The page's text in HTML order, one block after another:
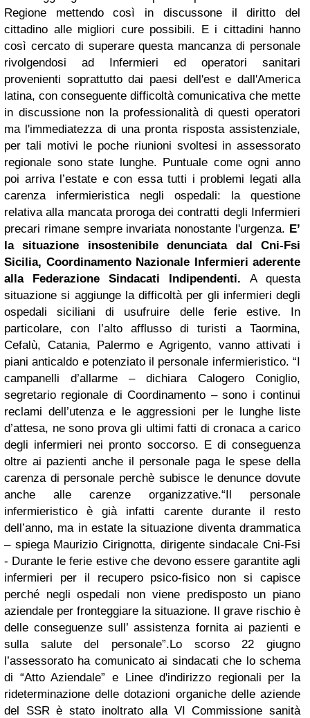
Regione mettendo così in discussone il diritto del
cittadino alle migliori cure possibili. E i cittadini hanno
così cercato di superare questa mancanza di personale
rivolgendosi ad Infermieri ed operatori sanitari
provenienti soprattutto dai paesi dell'est e dall'America
latina, con conseguente difficoltà comunicativa che mette
in discussione non la professionalità di questi operatori
ma l'immediatezza di una pronta risposta assistenziale,
per tali motivi le poche riunioni svoltesi in assessorato
regionale sono state lunghe. Puntuale come ogni anno
poi arriva l’estate e con essa tutti i problemi legati alla
carenza infermieristica negli ospedali: la questione
relativa alla mancata proroga dei contratti degli Infermieri
precari rimane sempre invariata nonostante l'urgenza. E’
la situazione insostenibile denunciata dal Cni-Fsi
Sicilia, Coordinamento Nazionale Infermieri aderente
alla Federazione Sindacati Indipendenti. A questa
situazione si aggiunge la difficoltà per gli infermieri degli
ospedali siciliani di usufruire delle ferie estive. In
particolare, con l’alto afflusso di turisti a Taormina,
Cefalù, Catania, Palermo e Agrigento, vanno attivati i
piani anticaldo e potenziato il personale infermieristico. “I
campanelli d’allarme – dichiara Calogero Coniglio,
segretario regionale di Coordinamento – sono i continui
reclami dell’utenza e le aggressioni per le lunghe liste
d’attesa, ne sono prova gli ultimi fatti di cronaca a carico
degli infermieri nei pronto soccorso. E di conseguenza
oltre ai pazienti anche il personale paga le spese della
carenza di personale perchè subisce le denunce dovute
anche alle carenze organizzative.“Il personale
infermieristico è già infatti carente durante il resto
dell’anno, ma in estate la situazione diventa drammatica
– spiega Maurizio Cirignotta, dirigente sindacale Cni-Fsi
- Durante le ferie estive che devono essere garantite agli
infermieri per il recupero psico-fisico non si capisce
perché negli ospedali non viene predisposto un piano
aziendale per fronteggiare la situazione. Il grave rischio è
delle conseguenze sull’ assistenza fornita ai pazienti e
sulla salute del personale”.Lo scorso 22 giugno
l’assessorato ha comunicato ai sindacati che lo schema
di “Atto Aziendale” e Linee d'indirizzo regionali per la
rideterminazione delle dotazioni organiche delle aziende
del SSR è stato inoltrato alla VI Commissione sanità